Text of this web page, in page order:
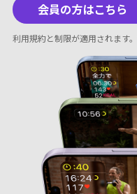
会員の方はこちら
利用規約と制限が適用されます。